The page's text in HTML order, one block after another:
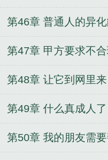
第46章 普通人的异
第47章 甲方要求不
第48章 让它到网里来
第49章 什么真成人了
第50章 我的朋友需